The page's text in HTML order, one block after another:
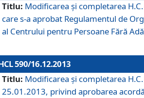
Titlu: Modificarea şi completarea
care s-a aprobat Regulamentul de
al Centrului pentru Persoane Fără
590/16.12.2013
Titlu: Modificarea şi completarea
25.01.2013, privind aprobarea